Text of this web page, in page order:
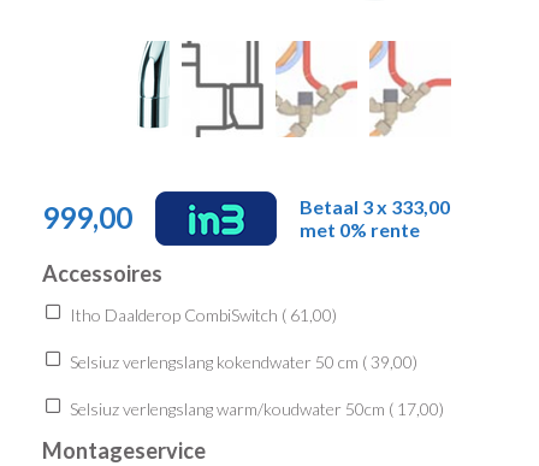
999,00
Betaal 3 x 333,00
met 0% rente
Accessoires
Itho Daalderop CombiSwitch ( 61,00)
Selsiuz verlengslang kokendwater 50 cm (39,00)
Selsiuz verlengslang warm/koudwater 50cm ( 17,00)
Montageservice